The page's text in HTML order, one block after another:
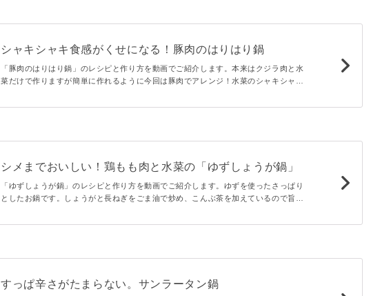
シャキシャキ食感がくせになる！豚肉のはりはり鍋
「豚肉のはりはり鍋」のレシピと作り方を動画でご紹介します。本来はクジラ肉と水
菜だけで作りますが簡単に作れるように今回は豚肉でアレンジ！水菜のシャキシャキ
しいですよ♪
シメまでおいしい！鶏もも肉と水菜の「ゆずしょうが鍋」
「ゆずしょうが鍋」のレシピと作り方を動画でご紹介します。ゆずを使ったさっぱり
としたお鍋です。しょうがと長ねぎをごま油で炒め、こんぶ茶を加えているので旨味
ますよ。
すっぱ辛さがたまらない。サンラータン鍋